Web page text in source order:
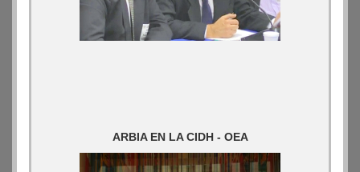
ARBIA EN LA CIDH - OEA